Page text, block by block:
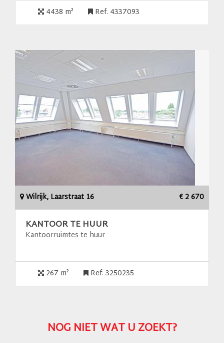
4438 m² Ref. 4337093
Wilrijk, Laarstraat 16 € 2 670
KANTOOR TE HUUR
Kantoorruimtes te huur
267 m² Ref. 3250235
NOG NIET WAT U ZOEKT?